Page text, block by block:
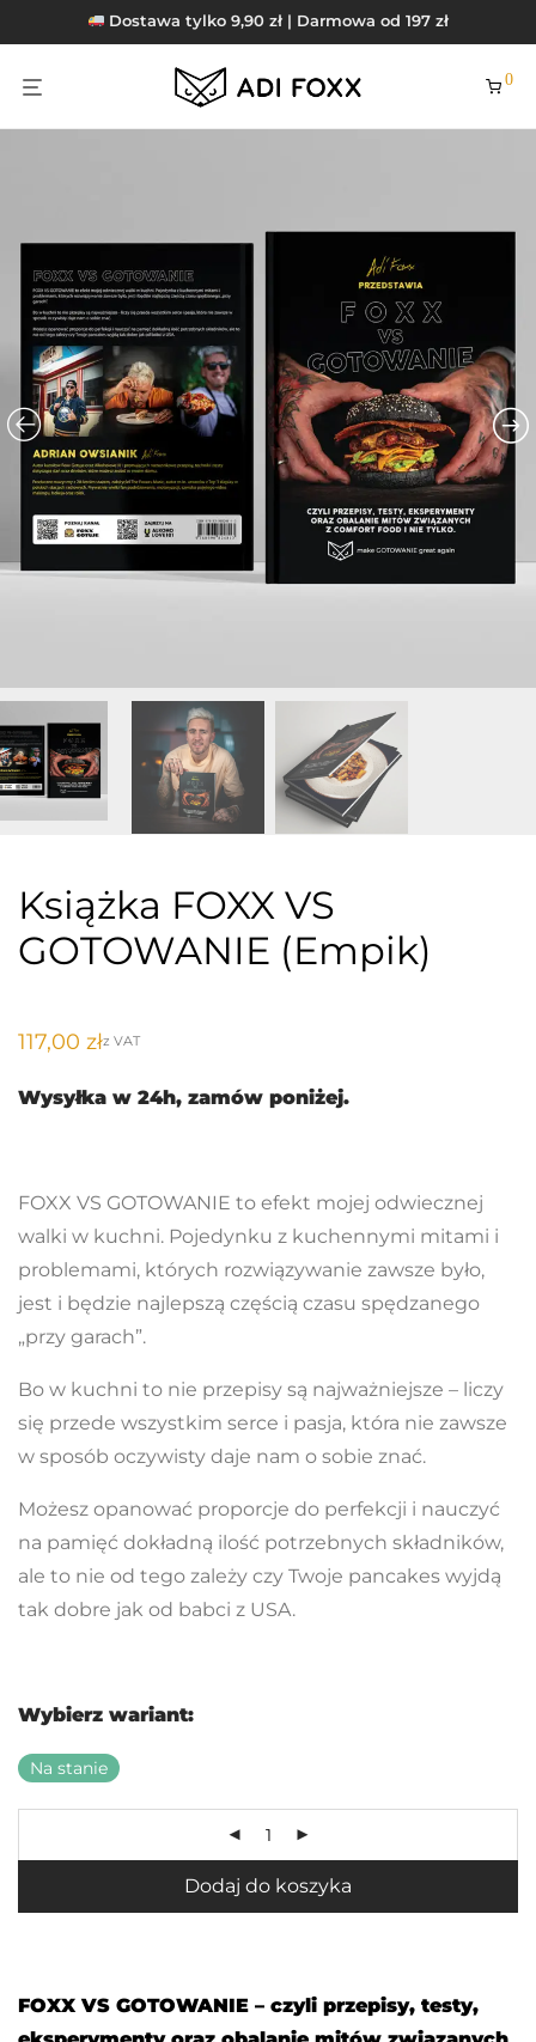
Dostawa tylko 9,90 zł | Darmowa od 197 zł
0
Książka FOXX VS
GOTOWANIE (Empik)
117,00 złz VAT
Wysyłka w 24h, zamów poniżej.
FOXX VS GOTOWANIE to efekt mojej odwiecznej
walki w kuchni. Pojedynku z kuchennymi mitami i
problemami, których rozwiązywanie zawsze było,
jest i będzie najlepszą częścią czasu spędzanego
„przy garach”.
Bo w kuchni to nie przepisy są najważniejsze – liczy
się przede wszystkim serce i pasja, która nie zawsze
w sposób oczywisty daje nam o sobie znać.
Możesz opanować proporcje do perfekcji i nauczyć
na pamięć dokładną ilość potrzebnych składników,
ale to nie od tego zależy czy Twoje pancakes wyjdą
tak dobre jak od babci z USA.
Wybierz wariant:
Na stanie
Dodaj do koszyka
FOXX VS GOTOWANIE – czyli przepisy, testy,